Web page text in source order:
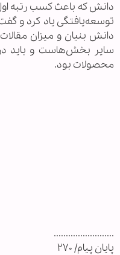
دانش که باعث کسب رتبه
توسعه‌یافتگی یاد کرد
دانش بنیان و میزان
سایر بخش‌هاست و باید
محصولات بود.
.........................
پایان پیام/ ۲۷۰